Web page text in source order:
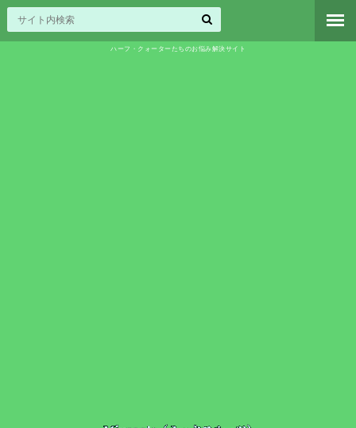
ハーフ・クォーターたちのお悩み解決サイト